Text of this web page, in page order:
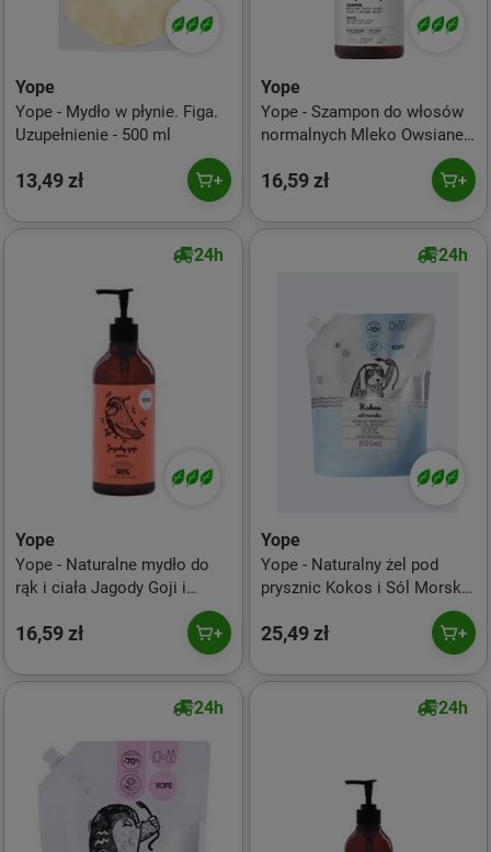
Yope
Yope - Mydło w płynie. Figa.
Uzupełnienie - 500 ml
13,49 zł
Yope
Yope - Szampon do włosów
normalnych Mleko Owsiane
16,59 zł
24h
Yope
Yope - Naturalne mydło do
rąk i ciała Jagody Goji i
16,59 zł
24h
Yope
Yope - Naturalny żel pod
prysznic Kokos i Sól Morska
25,49 zł
24h 24h